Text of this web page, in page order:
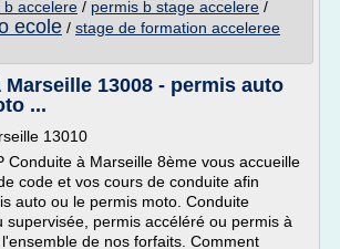
b accelere / permis b stage accelere /
ecole / stage de formation acceleree
13008 - permis auto
...
13010
Conduite à Marseille 8ème vous accueille
code et vos cours de conduite afin
auto ou le permis moto. Conduite
supervisée, permis accéléré ou permis à
de nos forfaits. Comment